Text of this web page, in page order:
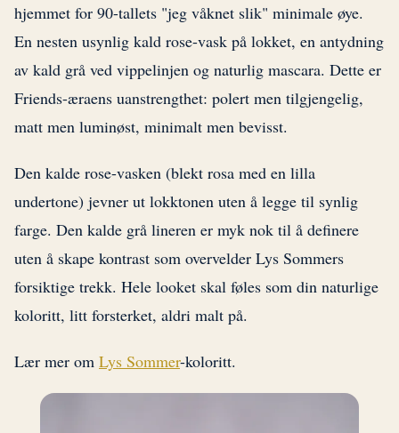
hjemmet for 90-tallets "jeg våknet slik" minimale øye.
En nesten usynlig kald rose-vask på lokket, en antydning
av kald grå ved vippelinjen og naturlig mascara. Dette er
Friends-æraens uanstrengthet: polert men tilgjengelig,
matt men luminøst, minimalt men bevisst.
Den kalde rose-vasken (blekt rosa med en lilla
undertone) jevner ut lokktonen uten å legge til synlig
farge. Den kalde grå lineren er myk nok til å definere
uten å skape kontrast som overvelder Lys Sommers
forsiktige trekk. Hele looket skal føles som din naturlige
koloritt, litt forsterket, aldri malt på.
Lær mer om Lys Sommer-koloritt.